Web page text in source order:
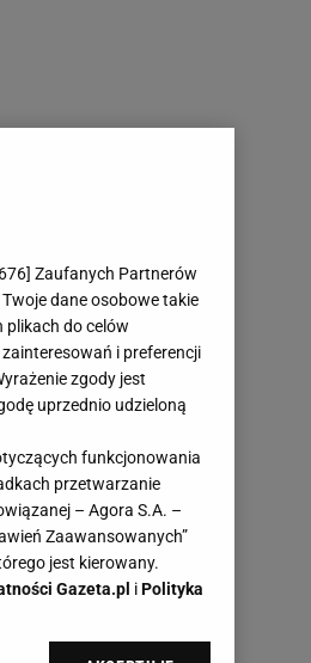
676] Zaufanych Partnerów
dane osobowe takie
plikach do celów
i preferencji
zgody jest
uprzednio udzieloną
funkcjonowania
przetwarzanie
– Agora S.A. –
Zaawansowanych”
jest kierowany.
Gazeta.pl iPolityka